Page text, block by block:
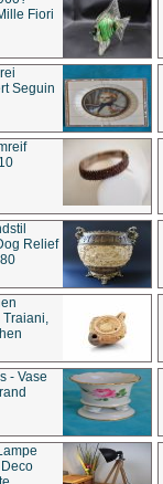
Fiori
Seguin
Relief
Traiani,
- Vase